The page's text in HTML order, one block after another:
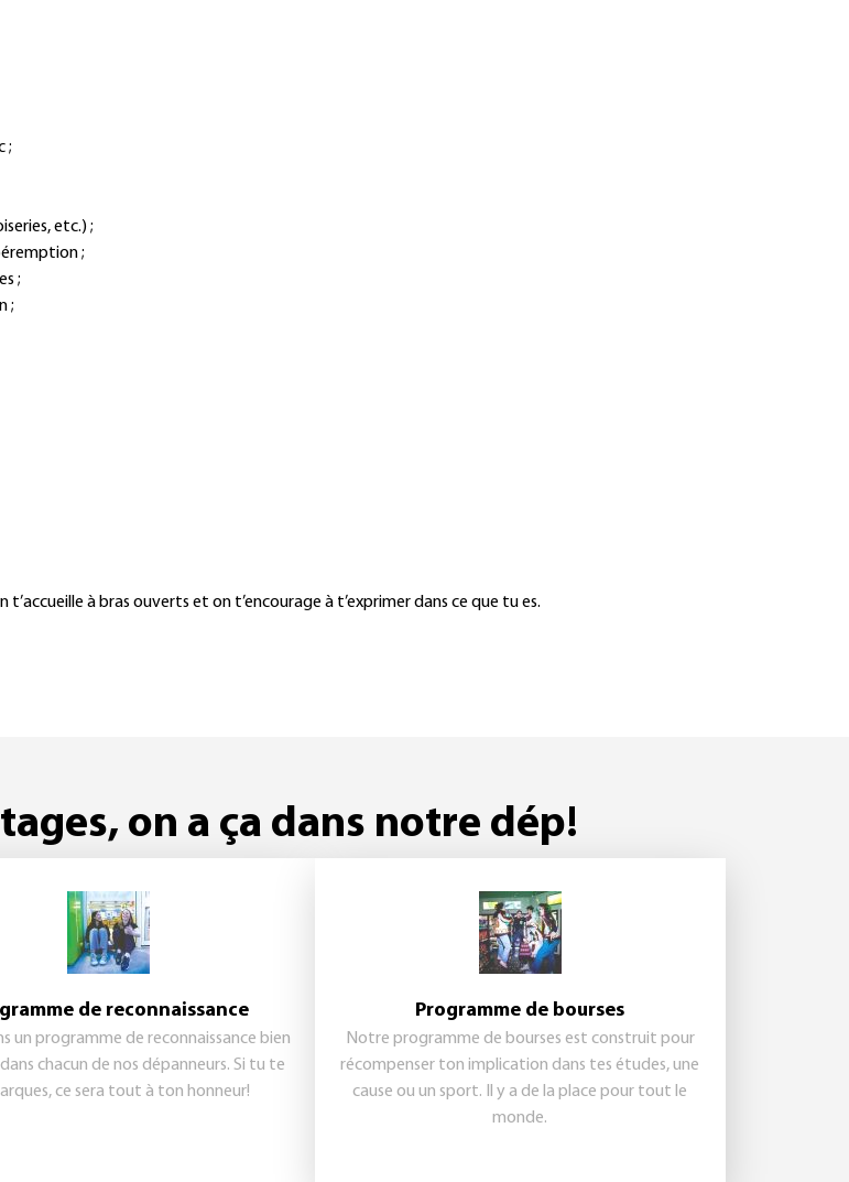
;
etc.) ;
;
;
;
à bras ouverts et on t’encourage à t’exprimer dans ce que tu es.
on a ça dans notre dép!
de reconnaissance
un programme de reconnaissance bien
chacun de nos dépanneurs. Si tu te
ce sera tout à ton honneur!
Programme de bourses
Notre programme de bourses est construit pour
récompenser ton implication dans tes études, une
cause ou un sport. Il y a de la place pour tout le
monde.